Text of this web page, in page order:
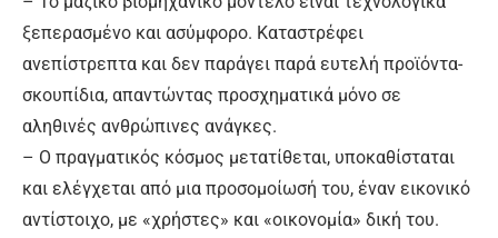
ξεπερασμένο και ασύμφορο. Καταστρέφει
ανεπίστρεπτα και δεν παράγει παρά ευτελή προϊόντα-
σκουπίδια, απαντώντας προσχηματικά μόνο σε
αληθινές ανθρώπινες ανάγκες.
– Ο πραγματικός κόσμος μετατίθεται, υποκαθίσταται
και ελέγχεται από μια προσομοίωσή του, έναν εικονικό
αντίστοιχο, με «χρήστες» και «οικονομία» δική του.